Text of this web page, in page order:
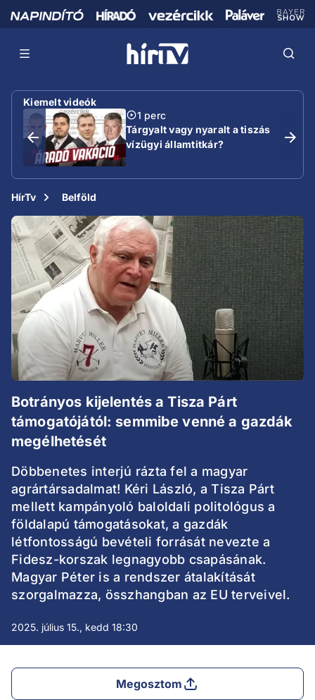
Kiemelt videók
1 perc
Tárgyalt vagy nyaralt a tiszás
vízügyi államtitkár?
HírTv Belföld
Botrányos kijelentés a Tisza Párt
támogatójától: semmibe venné a gazdák
megélhetését
Döbbenetes interjú rázta fel a magyar
agrártársadalmat! Kéri László, a Tisza Párt
mellett kampányoló baloldali politológus a
földalapú támogatásokat, a gazdák
létfontosságú bevételi forrását nevezte a
Fidesz-korszak legnagyobb csapásának.
Magyar Péter is a rendszer átalakítását
szorgalmazza, összhangban az EU terveivel.
2025. július 15., kedd 18:30
Megosztom